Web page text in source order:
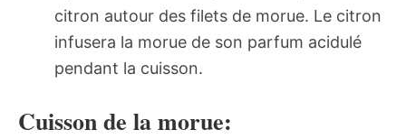
citron autour des filets de morue. Le citron
infusera la morue de son parfum acidulé
pendant la cuisson.
Cuisson de la morue: